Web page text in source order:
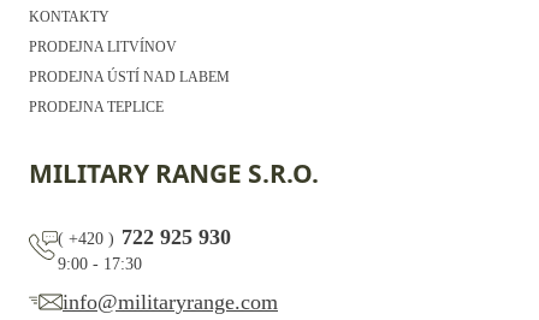
KONTAKTY
PRODEJNA LITVÍNOV
PRODEJNA ÚSTÍ NAD LABEM
PRODEJNA TEPLICE
MILITARY RANGE S.R.O.
( +420 ) 722 925 930
9:00 - 17:30
info@militaryrange.com